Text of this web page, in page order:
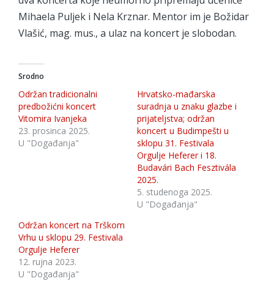
Mihaela Puljek i Nela Krznar. Mentor im je Božidar
Vlašić, mag. mus., a ulaz na koncert je slobodan.
Srodno
Održan tradicionalni
predbožićni koncert
Vitomira Ivanjeka
23. prosinca 2025.
U "Događanja"
Hrvatsko-mađarska
suradnja u znaku glazbe i
prijateljstva; održan
koncert u Budimpešti u
sklopu 31. Festivala
Orgulje Heferer i 18.
Budavári Bach Fesztivála
2025.
5. studenoga 2025.
U "Događanja"
Održan koncert na Trškom
Vrhu u sklopu 29. Festivala
Orgulje Heferer
12. rujna 2023.
U "Događanja"